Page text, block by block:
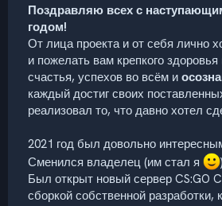
Поздравляю всех с
годом!
От лица проекта и от себя лично
и пожелать вам крепкого
счастья, успехов во всём и
каждый достиг своих
реализовал то, что давно хотел
2021 год был довольно
Сменился владелец (им стал я
Был открыт новый сервер CS:GO
сборкой собственной разработки,